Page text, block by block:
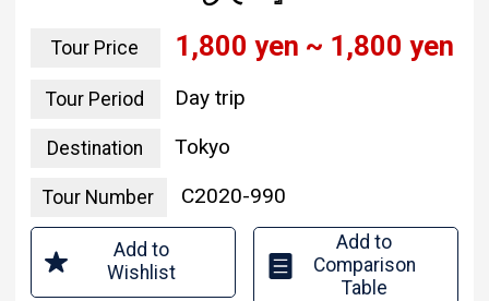
Tour Price 1,800 yen ~ 1,800 yen
Tour Period Day trip
Destination Tokyo
Tour Number C2020-990
Add to
Wishlist
Add to
Comparison
Table